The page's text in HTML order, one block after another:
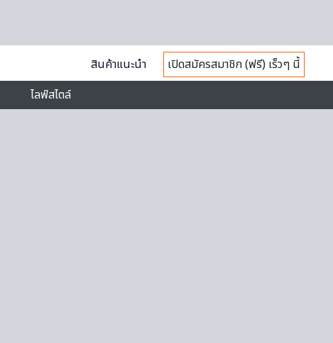
สินค้าแนะนำ
เปิดสมัครสมาชิก (ฟรี) เร็วๆ นี้
ไลฟ์สไตล์